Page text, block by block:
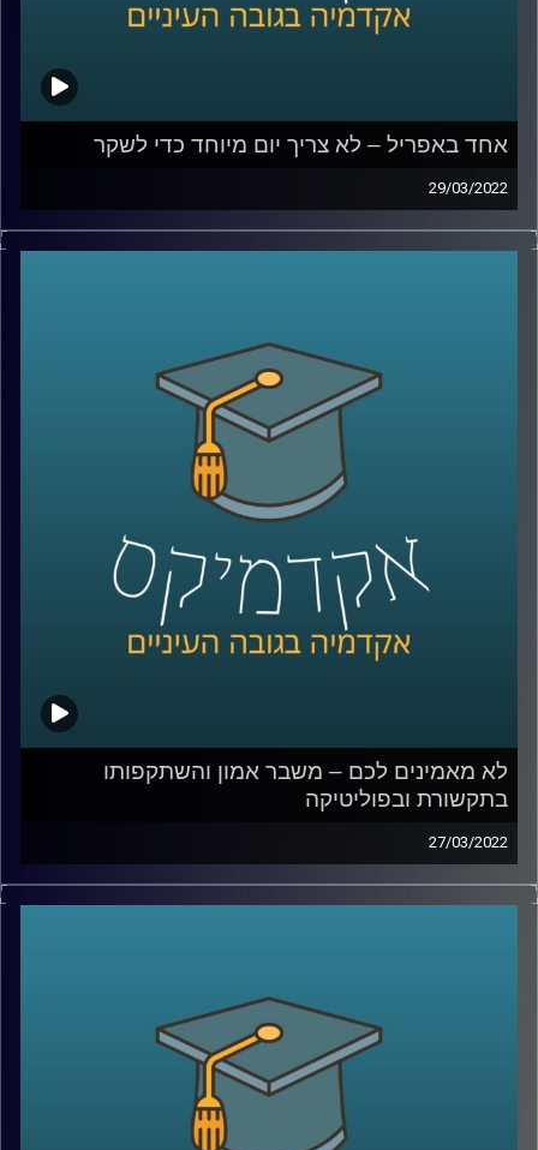
אחד באפריל – לא צריך יום מיוחד כדי לשקר
29/03/2022
השבוע מצויין האחד באפריל, April fools או יום הכזבים
הבינלאומי. אבל מסתבר שלא צריך יום מיוחד כדי לשקר ורובנו
אז למה אנחנו משקרים ומאיזה שקרים אפילו לא כדאי
שנמנע? האזינו לשיחה שקיימתי עם ד"ר דאפי קוניס, מרצת
הקורס "שיפוטים מוסריים, יושר ורמאות".
לשיחה בנושא מדוע צרת רבים היא חצי נחמה –
קרדיט תמונות:AudioVersity
לא מאמינים לכם – משבר אמון והשתקפותו
בתקשורת ובפוליטיקה
27/03/2022
האמון בין בני אדם הוא הדבק שמאפשר את קיום מוסדות
החברה. אז מה קורה כאשר יש משבר אמון והשיח על "פייק
על כך דנים בהרחבה ד"ר עמית לביא דינור, דיקנית בית הספר
סמי עופר לתקשות וד"ר יובל קרניאל משפטן, חוקר תרבות,
תקשורת ומומחה לאתיקה בספר "משבר אמון".